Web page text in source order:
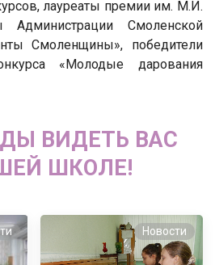
лауреаты премии им. М.И.
Администрации Смоленской
Смоленщины», победители
«Молодые дарования
ВИДЕТЬ ВАС
ШКОЛЕ!
Новости